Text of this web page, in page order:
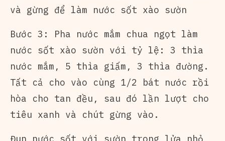
và gừng để làm nước sốt xào sườn
Bước 3: Pha nước mắm chua ngọt làm
nước sốt xào sườn với tỷ lệ: 3 thìa
nước mắm, 5 thìa giấm, 3 thìa đường.
Tất cả cho vào cùng 1/2 bát nước rồi
hòa cho tan đều, sau đó lần lượt cho
tiêu xanh và chút gừng vào.
Đun nước sốt với sườn trong lửa nhỏ